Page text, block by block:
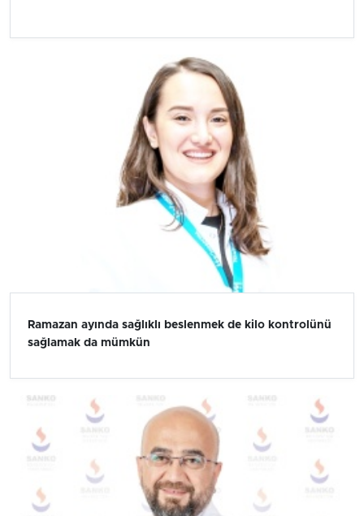
Ramazan ayında sağlıklı beslenmek de kilo kontrolünü
sağlamak da mümkün